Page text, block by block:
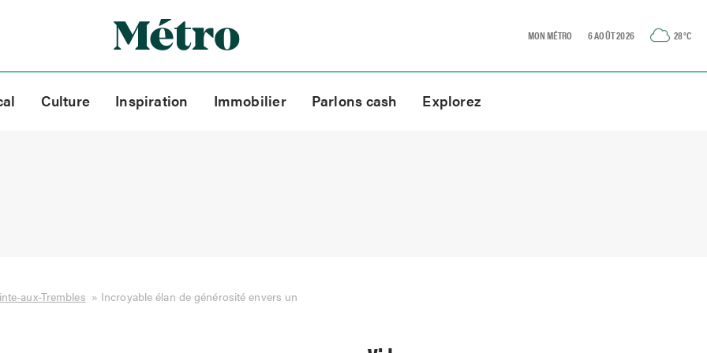
MON MÉTRO 6 AOÛT 2026 28°C
Culture Inspiration Immobilier Parlons cash Explorez
aux-Trembles » Incroyable élan de générosité envers un